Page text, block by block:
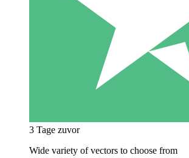
3 Tage zuvor
Wide variety of vectors to choose from